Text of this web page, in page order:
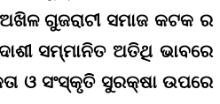
ଗୁଜରାଟୀ ସମାଜ କଟକ ର
ସମ୍ମାନିତ ଅତିଥି ଭାବରେ
ଓ ସଂସ୍କୃତି ସୁରକ୍ଷା ଉପରେ